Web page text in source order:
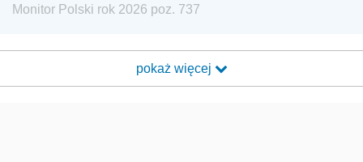
Monitor Polski rok 2026 poz. 737
pokaż więcej